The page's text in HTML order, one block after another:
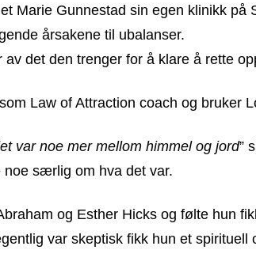
Marie Gunnestad sin egen klinikk
årsakene til ubalanser.
av det den trenger for å klare å rette
Law of Attraction coach og bruker
var noe mer mellom himmel og jord”
noe særlig om hva det var.
og Esther Hicks og følte hun
var skeptisk fikk hun et spirituell